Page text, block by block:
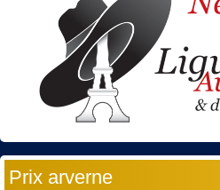
Prix arverne